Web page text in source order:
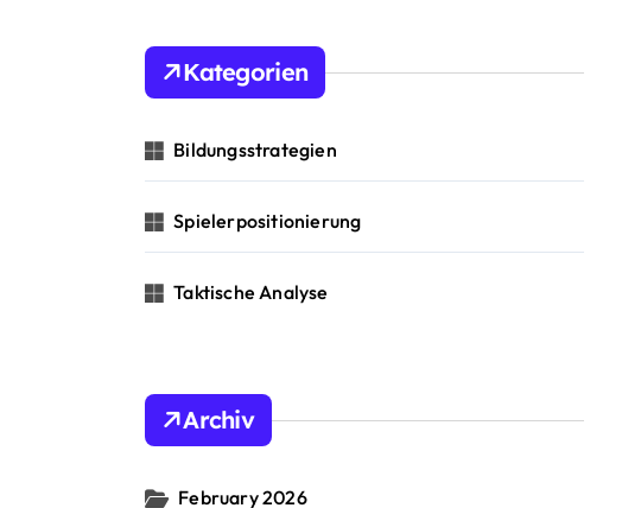
Kategorien
Bildungsstrategien
Spielerpositionierung
Taktische Analyse
Archiv
February 2026